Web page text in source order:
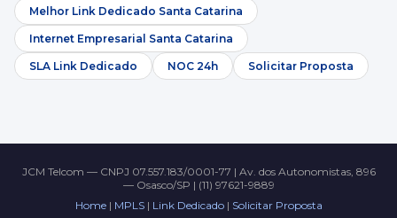
Melhor Link Dedicado Santa Catarina
Internet Empresarial Santa Catarina
SLA Link Dedicado NOC 24h Solicitar Proposta
JCM Telcom — CNPJ 07.557.183/0001-77 | Av. dos Autonomistas, 896
— Osasco/SP | (11) 97621-9889
Home| MPLS| Link Dedicado| Solicitar Proposta